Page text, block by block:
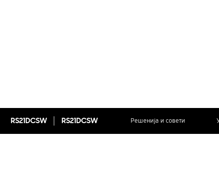
RS21DCSW RS21DCSW Решенија и совети